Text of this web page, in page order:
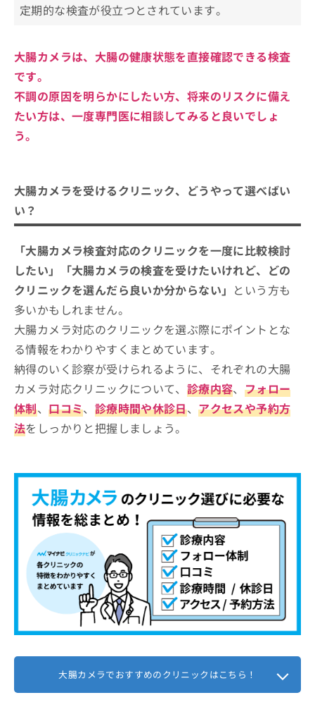
定期的な検査が役立つとされています。
大腸カメラは、大腸の健康状態を直接確認できる検査
です。
不調の原因を明らかにしたい方、将来のリスクに備え
たい方は、一度専門医に相談してみると良いでしょ
う。
大腸カメラを受けるクリニック、どうやって選べばい
い？
「大腸カメラ検査対応のクリニックを一度に比較検討
したい」「大腸カメラの検査を受けたいけれど、どの
クリニックを選んだら良いか分からない」 という方も
多いかもしれません。
大腸カメラ対応のクリニックを選ぶ際にポイントとな
る情報をわかりやすくまとめています。
納得のいく診察が受けられるように、それぞれの大腸
カメラ対応クリニックについて、 診療内容、 フォロー
体制、口コミ、 診療時間や休診日、アクセスや予約方
法をしっかりと把握しましょう。
大腸カメラでおすすめのクリニックはこちら！